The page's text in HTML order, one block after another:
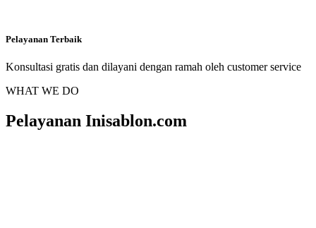
Pelayanan Terbaik
Konsultasi gratis dan dilayani dengan ramah oleh customer service
WHAT WE DO
Pelayanan Inisablon.com